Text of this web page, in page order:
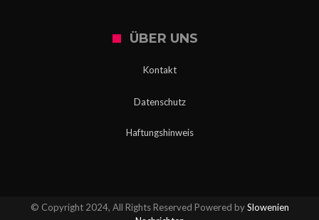
ÜBER UNS
Kontakt
Datenschutz
Haftungshinweis
© Copyright 2024, All Rights Reserved Powered bySlowenien